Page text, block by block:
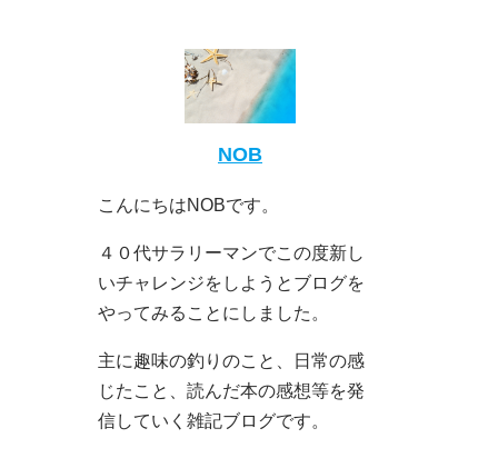
NOB
こんにちはNOBです。
４０代サラリーマンでこの度新し
いチャレンジをしようとブログを
やってみることにしました。
主に趣味の釣りのこと、日常の感
じたこと、読んだ本の感想等を発
信していく雑記ブログです。